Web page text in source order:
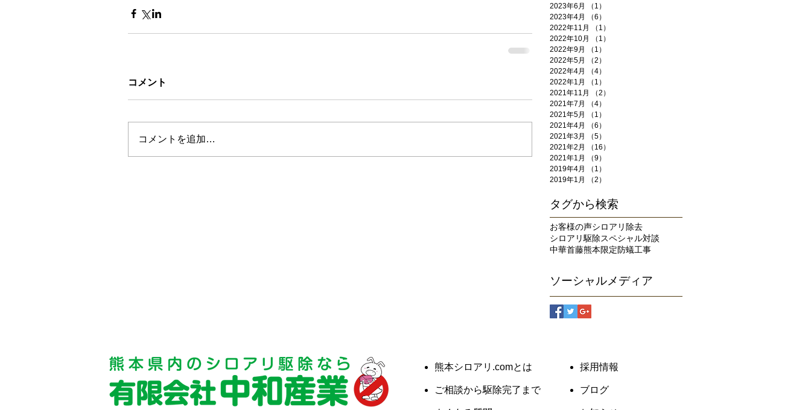
コメント
コメントを追加…
2023年6月
（1）
2023年4月
（6）
2022年11月
（1）
2022年10月
（1）
2022年9月
（1）
2022年5月
（2）
2022年4月
（4）
2022年1月
（1）
2021年11月
（2）
2021年7月
（4）
2021年5月
（1）
2021年4月
（6）
2021年3月
（5）
2021年2月
（16）
2021年1月
（9）
2019年4月
（1）
2019年1月
（2）
タグから検索
お客様の声シロアリ除去
シロアリ駆除スペシャル対談
中華首藤熊本限定防蟻工事
ソーシャルメディア
熊本シロアリ.comとは
ご相談から駆除完了まで
​採用情報
ブログ